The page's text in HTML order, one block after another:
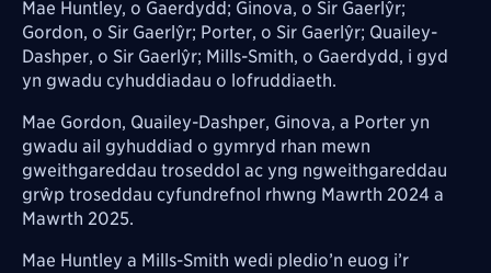
Mae Huntley, o Gaerdydd; Ginova, o Sir Gaerlŷr;
Gordon, o Sir Gaerlŷr; Porter, o Sir Gaerlŷr; Quailey-
Dashper, o Sir Gaerlŷr; Mills-Smith, o Gaerdydd, i gyd
yn gwadu cyhuddiadau o lofruddiaeth.
Mae Gordon, Quailey-Dashper, Ginova, a Porter yn
gwadu ail gyhuddiad o gymryd rhan mewn
gweithgareddau troseddol ac yng ngweithgareddau
grŵp troseddau cyfundrefnol rhwng Mawrth 2024 a
Mawrth 2025.
Mae Huntley a Mills-Smith wedi pledio’n euog i’r